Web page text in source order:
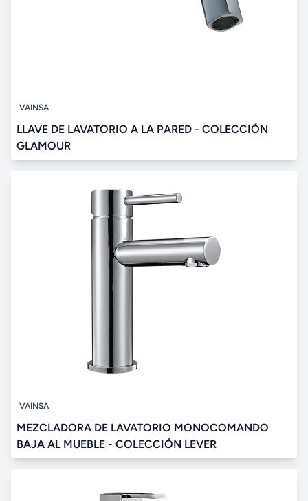
VAINSA
LLAVE DE LAVATORIO A LA PARED - COLECCIÓN
GLAMOUR
VAINSA
MEZCLADORA DE LAVATORIO MONOCOMANDO
BAJA AL MUEBLE - COLECCIÓN LEVER